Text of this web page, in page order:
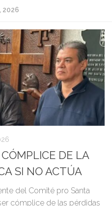
2026
DE LA
SI NO ACTÚA
del Comité pro Santa
cómplice de las pérdidas